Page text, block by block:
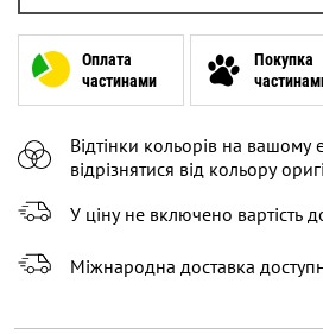
L
XL
Оплата
частинами
Покупка
Відтінки кольорів на вашому
відрізнятися від кольору
У ціну не включено вартість
Міжнародна доставка